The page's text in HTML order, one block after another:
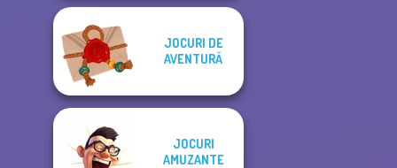
JOCURI DE
AVENTURĂ
JOCURI
AMUZANTE